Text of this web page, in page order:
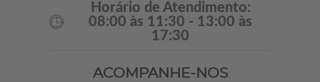
Horário de Atendimento:
08:00 às 11:30 - 13:00 às
17:30
ACOMPANHE-NOS